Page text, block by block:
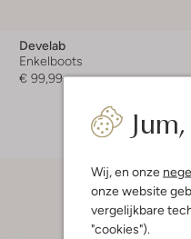
Wij, en onze
onze website
vergelijkbare
"cookies").
Develab
Enkelboots
€ 99,99